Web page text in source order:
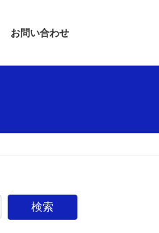
お問い合わせ